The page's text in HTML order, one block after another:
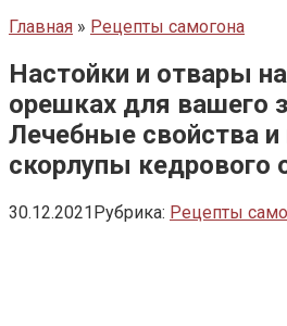
Главная » Рецепты самогона
Настойки и отвары
орешках для вашего
Лечебные свойства и
скорлупы кедрового
30.12.2021Рубрика: Рецепты